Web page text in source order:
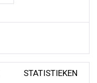
STATISTIEKEN